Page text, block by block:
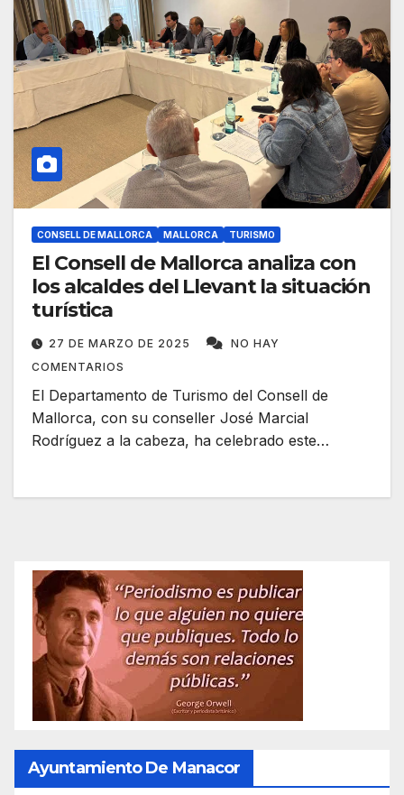
CONSELL DE MALLORCA MALLORCA TURISMO
El Consell de Mallorca analiza con
los alcaldes del Llevant la situación
turística
27 DE MARZO DE 2025
NO HAY
COMENTARIOS
El Departamento de Turismo del Consell de
Mallorca, con su conseller José Marcial
Rodríguez a la cabeza, ha celebrado este…
Ayuntamiento De Manacor